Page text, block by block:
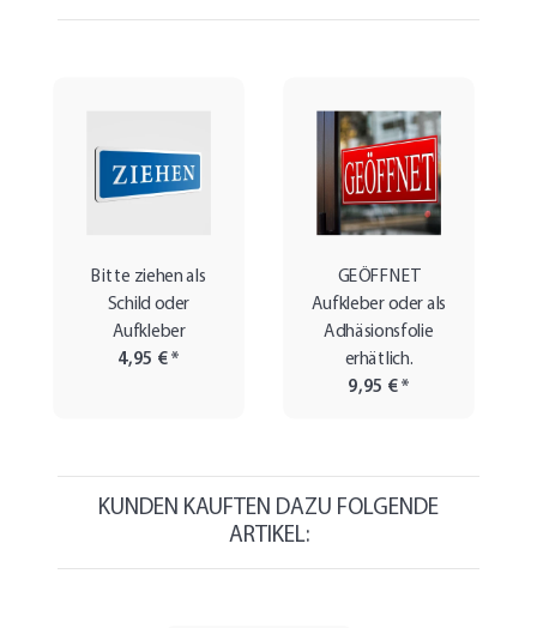
Bitte ziehen als
Schild oder
Aufkleber
4,95 €*
GEÖFFNET
Aufkleber oder als
Adhäsionsfolie
erhätlich.
9,95 €*
KUNDEN KAUFTEN DAZU FOLGENDE
ARTIKEL: